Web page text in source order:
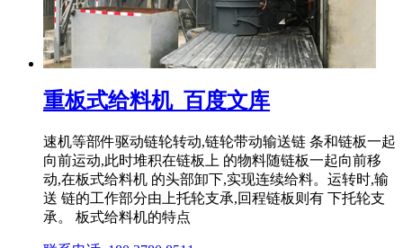
重板式给料机_百度文库
速机等部件驱动链轮转动,链轮带动输送链 条和链板一起
向前运动,此时堆积在链板上 的物料随链板一起向前移
动,在板式给料机 的头部卸下,实现连续给料。运转时,输
送 链的工作部分由上托轮支承,回程链板则有 下托轮支
承。 板式给料机的特点